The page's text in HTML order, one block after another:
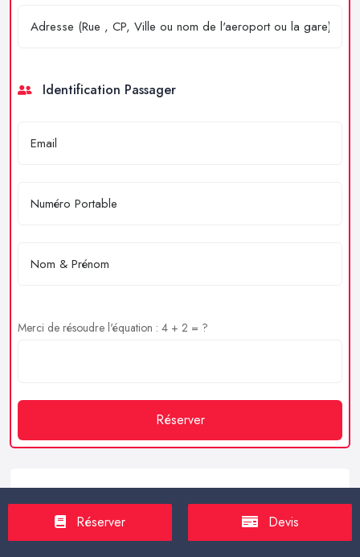
Identification Passager
Merci de résoudre l'équation : 4 + 2 = ?
Réserver
Service client
https://proxilive.fr
Réserver Devis